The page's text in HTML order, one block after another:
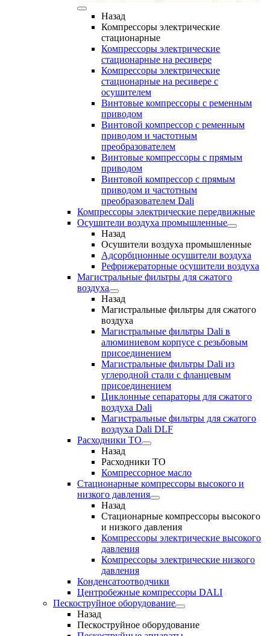
Назад
Компрессоры электрические
стационарные
Компрессоры электрические
стационарные на ресивере
Компрессоры электрические
стационарные на ресивере с
осушителем
Винтовые компрессоры с ременным
приводом
Винтовой компрессор с ременным
приводом и частотным
преобразователем
Винтовые компрессоры с прямым
приводом
Винтовой компрессор с прямым
приводом и частотным
преобразователем Dali
Компрессоры электрические передвижные
Осушители воздуха промышленные
Назад
Осушители воздуха промышленные
Адсорбционные осушители воздуха
Рефрижераторные осушители воздуха
Магистральные фильтры для сжатого
воздуха
Назад
Магистральные фильтры для сжатого
воздуха
Магистральные фильтры Dali в
алюминиевом корпусе с резьбовым
присоединением
Магистральные фильтры Dali из
углеродной стали с фланцевым
присоединением
Циклонные сепараторы для сжатого
воздуха Dali
Магистральные фильтры для сжатого
воздуха Dali DLF
Расходники ТО
Назад
Расходники ТО
Компрессорное масло
Стационарные компрессоры высокого и
низкого давления
Назад
Стационарные компрессоры высокого
и низкого давления
Компрессоры электрические высокого
давления
Компрессоры электрические низкого
давления
Конденсатоотводчики
Центробежные компрессоры DALI
Пескоструйное оборудование
Назад
Пескоструйное оборудование